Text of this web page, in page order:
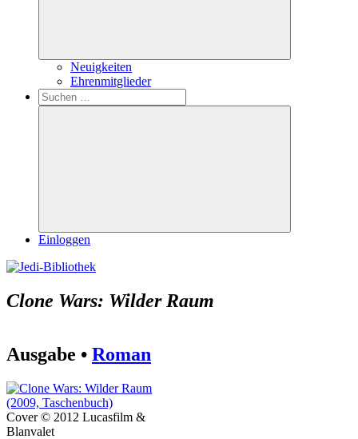
Neuigkeiten
Ehrenmitglieder
Search
Suchen
nach:
Suchen
Einloggen
Clone Wars: Wilder Raum
Ausgabe • Roman
Cover © 2012 Lucasfilm &
Blanvalet